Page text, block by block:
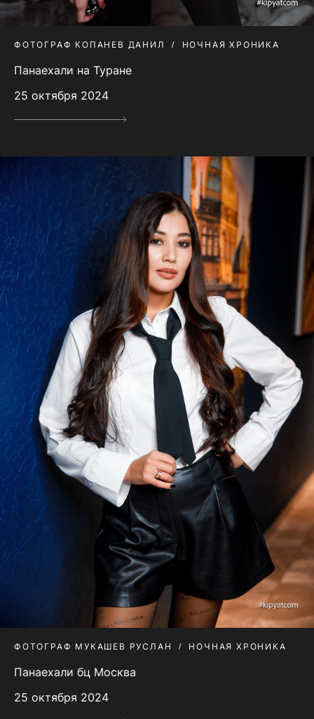
ФОТОГРАФ КОПАНЕВ ДАНИЛ НОЧНАЯ ХРОНИКА
Панаехали на Туране
25 октября 2024
ФОТОГРАФ МУКАШЕВ РУСЛАН НОЧНАЯ ХРОНИКА
Панаехали бц Москва
25 октября 2024